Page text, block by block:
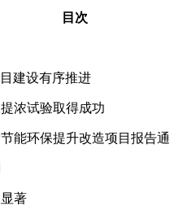
目次
建设有序推进
浓试验取得成功
能环保提升改造项目报告
著